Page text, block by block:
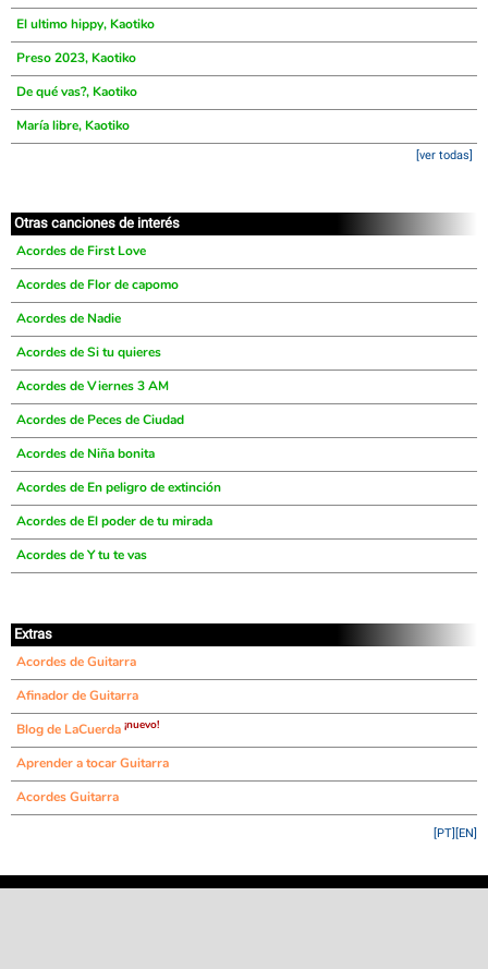
El ultimo hippy, Kaotiko
Preso 2023, Kaotiko
De qué vas?, Kaotiko
María libre, Kaotiko
[ver todas]
Otras canciones de interés
Acordes de First Love
Acordes de Flor de capomo
Acordes de Nadie
Acordes de Si tu quieres
Acordes de Viernes 3 AM
Acordes de Peces de Ciudad
Acordes de Niña bonita
Acordes de En peligro de extinción
Acordes de El poder de tu mirada
Acordes de Y tu te vas
Extras
Acordes de Guitarra
Afinador de Guitarra
Blog de LaCuerda ¡nuevo!
Aprender a tocar Guitarra
Acordes Guitarra
[EN]
[PT]